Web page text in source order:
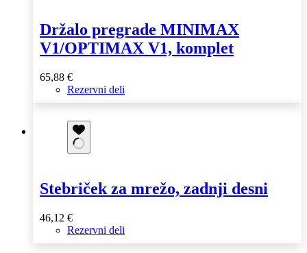
Držalo pregrade MINIMAX
V1/OPTIMAX V1, komplet
65,88 €
Rezervni deli
Stebriček za mrežo, zadnji desni
46,12 €
Rezervni deli